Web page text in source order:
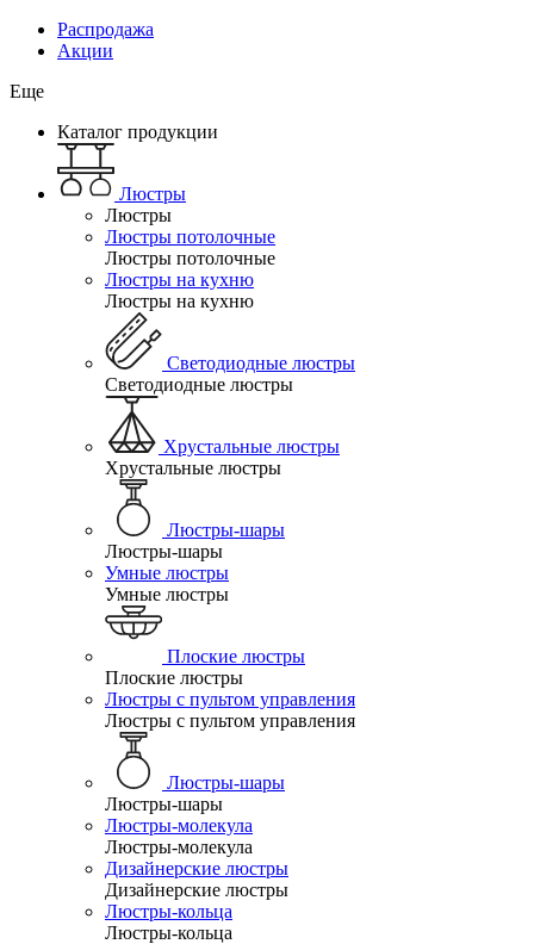
Распродажа
Акции
Еще
Каталог продукции
Люстры
Люстры
Люстры потолочные
Люстры потолочные
Люстры на кухню
Люстры на кухню
Светодиодные люстры
Светодиодные люстры
Хрустальные люстры
Хрустальные люстры
Люстры-шары
Люстры-шары
Умные люстры
Умные люстры
Плоские люстры
Плоские люстры
Люстры с пультом управления
Люстры с пультом управления
Люстры-шары
Люстры-шары
Люстры-молекула
Люстры-молекула
Дизайнерские люстры
Дизайнерские люстры
Люстры-кольца
Люстры-кольца